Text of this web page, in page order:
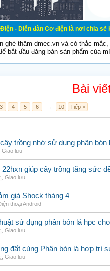
Cơ điện là nơi chia sẽ kiến thức
ghé thăm dmec.vn và có thắc
bắt đầu đăng bán sản phẩm của
Bài
3 4 5 6 → 10 Tiếp >
trồng nhờ sử dụng phân bón
Giao lưu
22hxn giúp cây trồng tăng sức
Giao lưu
giá Shock tháng 4
thoại Android
sử dụng phân bón lá hpc
Giao lưu
đất cùng Phân bón lá hợp trí
Giao lưu